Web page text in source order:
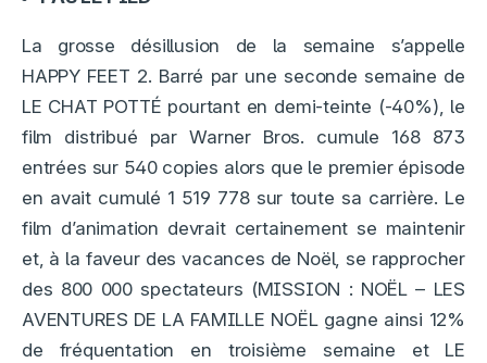
La grosse désillusion de la semaine s’appelle
HAPPY FEET 2. Barré par une seconde semaine de
LE CHAT POTTÉ pourtant en demi-teinte (-40%), le
film distribué par Warner Bros. cumule 168 873
entrées sur 540 copies alors que le premier épisode
en avait cumulé 1 519 778 sur toute sa carrière. Le
film d’animation devrait certainement se maintenir
et, à la faveur des vacances de Noël, se rapprocher
des 800 000 spectateurs (MISSION : NOËL – LES
AVENTURES DE LA FAMILLE NOËL gagne ainsi 12%
de fréquentation en troisième semaine et LE